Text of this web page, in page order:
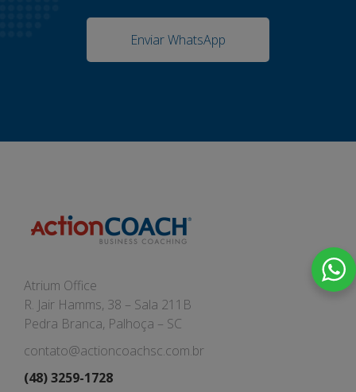
Enviar WhatsApp
Atrium Office
R. Jair Hamms, 38 – Sala 211B
Pedra Branca, Palhoça – SC
contato@actioncoachsc.com.br
(48) 3259-1728